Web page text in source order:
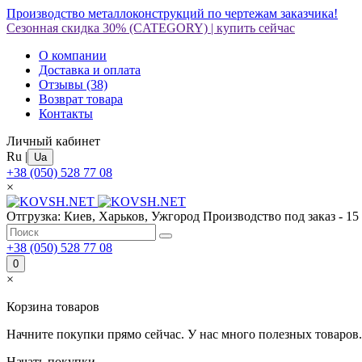
Производство металлоконструкций по чертежам заказчика!
Сезонная скидка 30% (CATEGORY) | купить сейчас
О компании
Доставка и оплата
Отзывы (38)
Возврат товара
Контакты
Личный кабинет
Ru | Ua
+38 (050) 528 77 08
×
Отгрузка: Киев, Харьков, Ужгород Производство под заказ -
+38 (050) 528 77 08
0
×
Корзина товаров
Начните покупки прямо сейчас. У нас много полезных товаров.